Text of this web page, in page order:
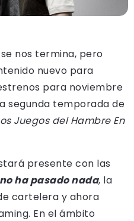
nos termina, pero
nuevo para
para noviembre
segunda temporada de
Juegos del Hambre En
presente con las
ha pasado nada, la
cartelera y ahora
En el ámbito